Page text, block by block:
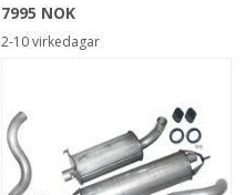
7995 NOK
2-10 virkedagar